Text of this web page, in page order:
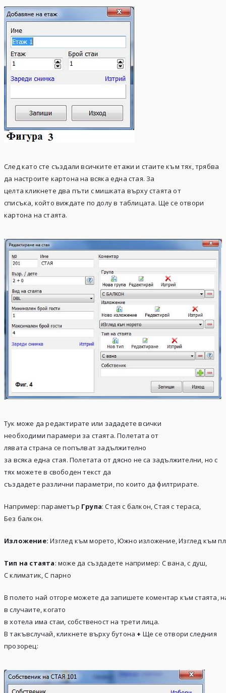
След като сте създали всичките етажи и стаите към тях, трябва
да настроите картона на всяка еднастая. За
целтакликнете два пъти с мишката върхустаята от
списъка, който виждате подолув таблицата. Ще се отвори
картона настаята.
Тук може да редактирате или зададете всички
необходими парамери за стаята. Полетата от
лявата страна се попълват задължително
за всяка една стая. Полетата от дясно не са задължителни, но с
тях можете в свободен текст да
създадете различни параметри, по които да филтрирате.
Например: параметър Група: Стая с балкон, Стая с тераса,
Без балкон.
Изложение: Изглед към морето, Южно изложение, Изглед към
Тип на стаята: може да създадете например: С вана, с душ,
С климатик, С парно
В полето най отгоре можете да запишете коментар към стаята,
в случаите, когато
в хотела има стаи, собственост на трети лица.
В такъвслучай, кликнете върху бутона + Ще се отвори следния
прозорец: